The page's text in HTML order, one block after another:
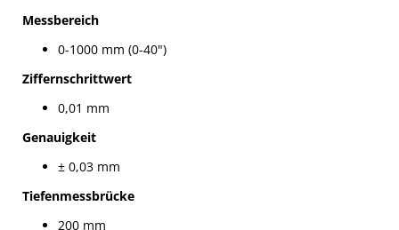
Messbereich
0-1000 mm (0-40")
Ziffernschrittwert
0,01 mm
Genauigkeit
± 0,03 mm
Tiefenmessbrücke
200 mm